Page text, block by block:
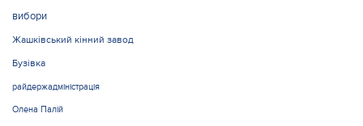
вибори
Жашківський кінний завод
Бузівка
райдержадміністрація
Олена Палій